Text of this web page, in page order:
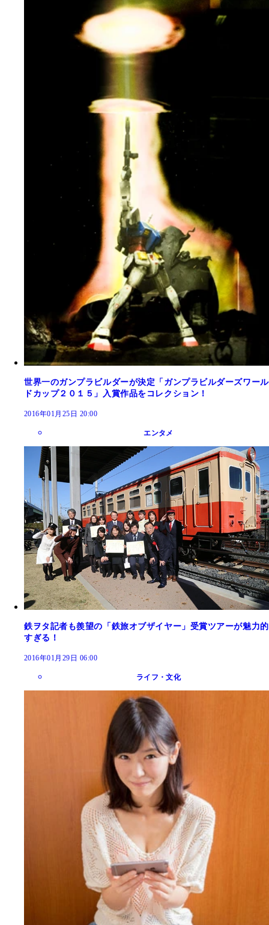
世界一のガンプラビルダーが決定「ガンプラビルダーズワール
ドカップ２０１５」入賞作品をコレクション！
2016年01月25日 20:00
エンタメ
鉄ヲタ記者も羨望の「鉄旅オブザイヤー」受賞ツアーが魅力的
すぎる！
2016年01月29日 06:00
ライフ・文化